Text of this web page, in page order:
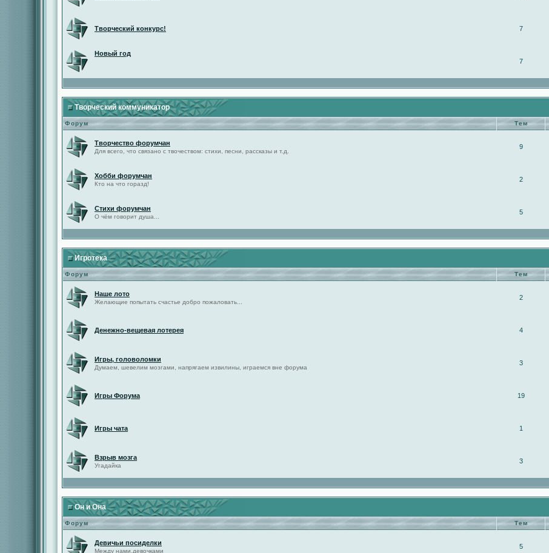
Творческий конкурс! 7
Новый год
7
Творческий коммуникатор
Форум Тем
Творчество форумчан
Для всего, что связано с твочеством: стихи, песни, рассказы и т.д.
9
Хобби форумчан
Кто на что горазд!
2
Стихи форумчан
О чём говорит душа...
5
Игротека
Форум Тем
Наше лото
Желающие попытать счастье добро пожаловать...
2
Денежно-вещевая лотерея 4
Игры, головоломки
Думаем, шевелим мозгами, напрягаем извилины, играемся вне форума
3
Игры Форума 19
Игры чата 1
Взрыв мозга
Угадайка
3
Он и Она
Форум Тем
Девичьи посиделки
Между нами,девочками
5